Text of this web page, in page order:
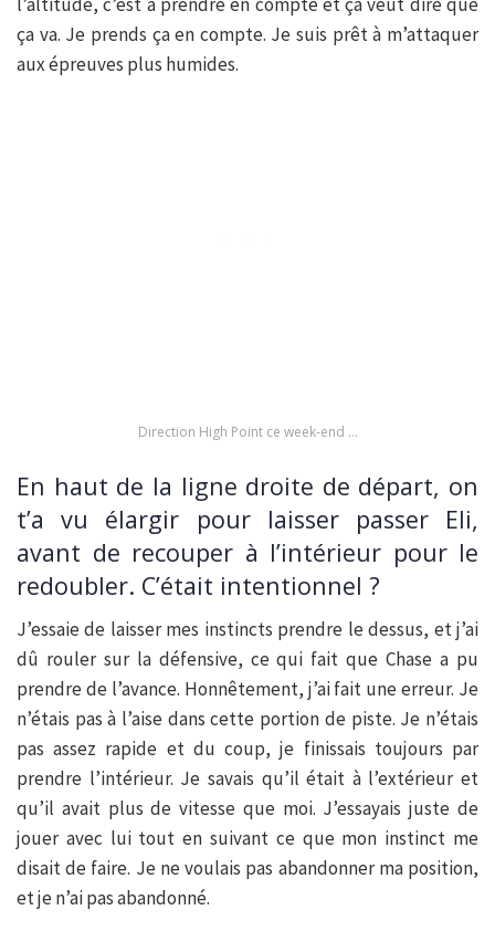
ça va. Je prends ça en compte. Je suis prêt à m’attaquer
aux épreuves plus humides.
Direction High Point ce week-end …
En haut de la ligne droite de départ, on
t’a vu élargir pour laisser passer Eli,
avant de recouper à l’intérieur pour le
redoubler. C’était intentionnel ?
J’essaie de laisser mes instincts prendre le dessus, et j’ai
dû rouler sur la défensive, ce qui fait que Chase a pu
prendre de l’avance. Honnêtement, j’ai fait une erreur. Je
n’étais pas à l’aise dans cette portion de piste. Je n’étais
pas assez rapide et du coup, je finissais toujours par
prendre l’intérieur. Je savais qu’il était à l’extérieur et
qu’il avait plus de vitesse que moi. J’essayais juste de
jouer avec lui tout en suivant ce que mon instinct me
disait de faire. Je ne voulais pas abandonner ma position,
et je n’ai pas abandonné.